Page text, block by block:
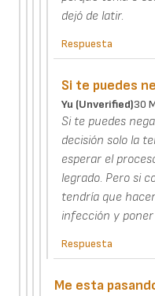
dejó de latir.
Respuesta
Si te puedes
Yu (unverified)30
Si te puedes
decisión solo la
esperar el
legrado. Pero si
tendría que
infección y
Respuesta
Me esta